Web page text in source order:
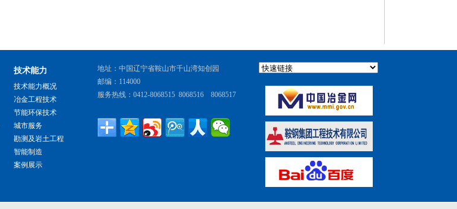
技术能力
技术能力概况
冶金工程技术
节能环保技术
城市服务
勘测及岩土工程
智能制造
案例展示
地址：中国辽宁省鞍山市千山湾知创园
邮编：114000
服务热线：0412-8068515 8068516 8068517